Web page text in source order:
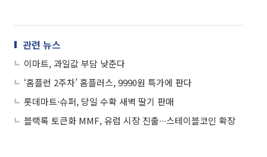
관련 뉴스
이마트, 과일값 부담 낮춘다
‘홈플런 2주차’ 홈플러스, 9990원 특가에 판다
롯데마트·슈퍼, 당일 수확 새벽 딸기 판매
블랙록 토큰화 MMF, 유럽 시장 진출∙∙∙스테이블코인 확장